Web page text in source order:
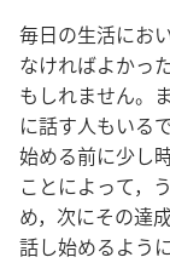
毎日の生活にお
なければよかっ
もしれません。
に話す人もいる
始める前に少し
ことによって，
め，次にその達
話し始めるよう